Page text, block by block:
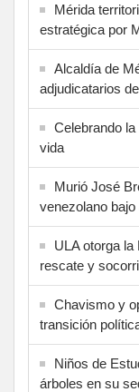
Mérida
estratégica por
Alcaldía de
adjudicatarios
Celebrando
vida
Murió José
venezolano
ULA otorga
rescate y
Chavismo y
transición
Niños de
árboles en su